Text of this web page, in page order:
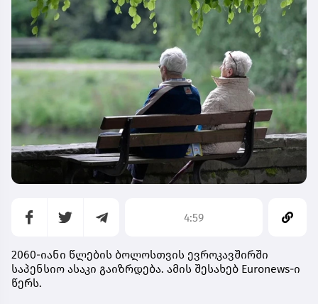
4:59
2060-იანი წლების ბოლოსთვის ევროკავშირში
საპენსიო ასაკი გაიზრდება. ამის შესახებ Euronews-ი
წერს.